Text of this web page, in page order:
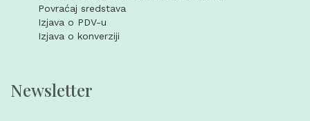
Povraćaj sredstava
Izjava o PDV-u
Izjava o konverziji
Newsletter